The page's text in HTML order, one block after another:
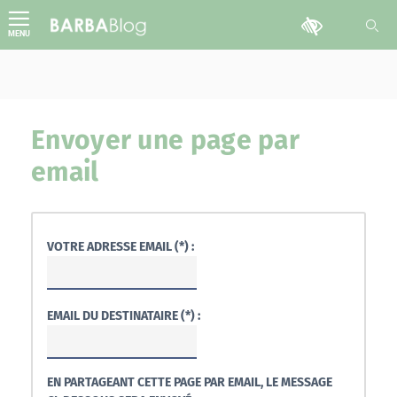
Aller
au
contenu
Outils
MENU
Envoyer une page par
email
VOTRE ADRESSE EMAIL (*) :
EMAIL DU DESTINATAIRE (*) :
EN PARTAGEANT CETTE PAGE PAR EMAIL, LE MESSAGE